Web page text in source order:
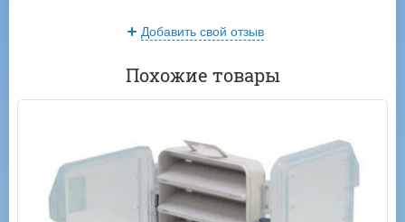
Добавить свой отзыв
Похожие товары